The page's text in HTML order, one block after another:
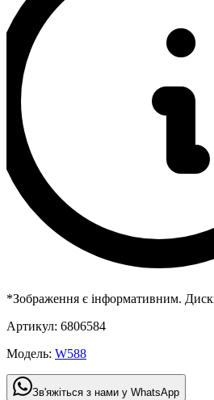
*Зображення є інформативним.
Артикул: 6806584
Модель: W588
Зв'яжіться з нами у WhatsApp